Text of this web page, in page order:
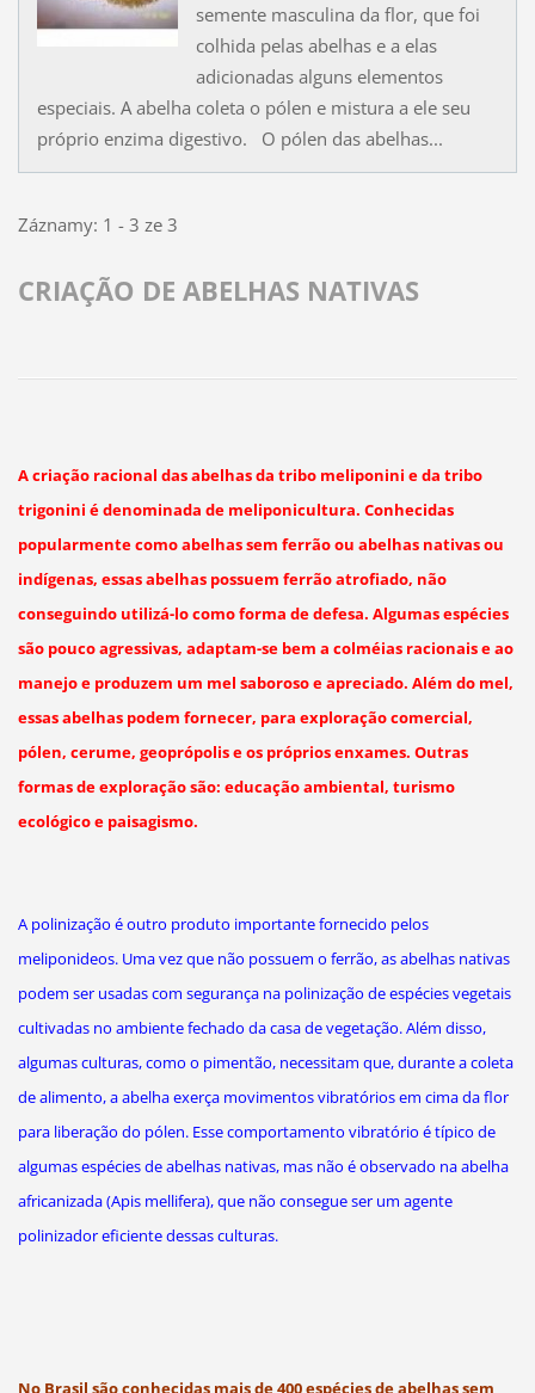
semente masculina da flor, que foi
colhida pelas abelhas e a elas
adicionadas alguns elementos
especiais. A abelha coleta o pólen e mistura a ele seu
próprio enzima digestivo. O pólen das abelhas...
Záznamy: 1 - 3 ze 3
CRIAÇÃO DE ABELHAS NATIVAS
A criação racional das abelhas da tribo meliponini e da tribo
trigonini é denominada de meliponicultura. Conhecidas
popularmente como abelhas sem ferrão ou abelhas nativas ou
indígenas, essas abelhas possuem ferrão atrofiado, não
conseguindo utilizá-lo como forma de defesa. Algumas espécies
são pouco agressivas, adaptam-se bem a colméias racionais e ao
manejo e produzem um mel saboroso e apreciado. Além do mel,
essas abelhas podem fornecer, para exploração comercial,
pólen, cerume, geoprópolis e os próprios enxames. Outras
formas de exploração são: educação ambiental, turismo
ecológico e paisagismo.
A polinização é outro produto importante fornecido pelos
meliponideos. Uma vez que não possuem o ferrão, as abelhas nativas
podem ser usadas com segurança na polinização de espécies vegetais
cultivadas no ambiente fechado da casa de vegetação. Além disso,
algumas culturas, como o pimentão, necessitam que, durante a coleta
de alimento, a abelha exerça movimentos vibratórios em cima da flor
para liberação do pólen. Esse comportamento vibratório é típico de
algumas espécies de abelhas nativas, mas não é observado na abelha
africanizada (Apis mellifera), que não consegue ser um agente
polinizador eficiente dessas culturas.
No Brasil são conhecidas mais de 400 espécies de abelhas sem